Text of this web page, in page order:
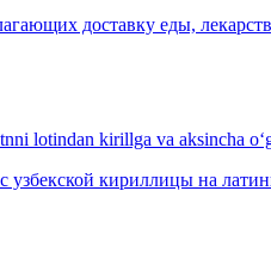
доставку еды,
lotindan kirillga va aksincha
кириллицы на